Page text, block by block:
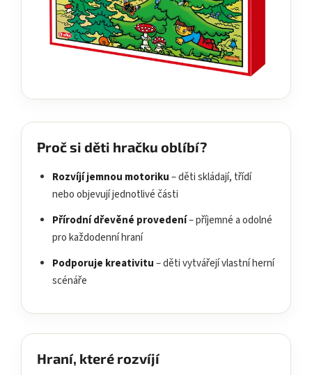
Proč si děti hračku oblíbí?
Rozvíjí jemnou motoriku– děti skládají, třídí
nebo objevují jednotlivé části
Přírodní dřevěné provedení– příjemné a odolné
pro každodenní hraní
Podporuje kreativitu– děti vytvářejí vlastní herní
scénáře
Hraní, které rozvíjí